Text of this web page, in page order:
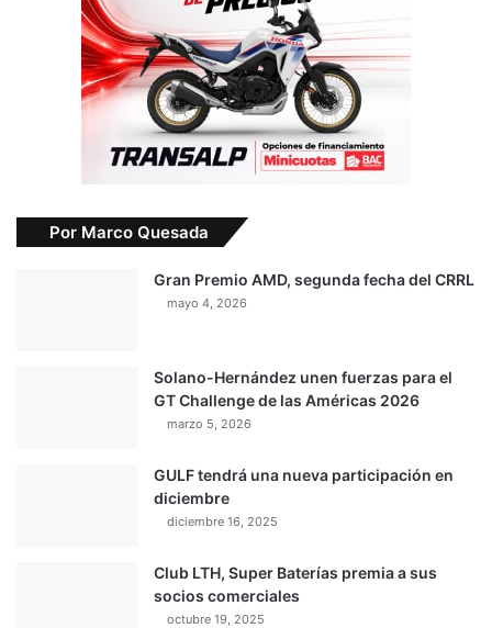
Por Marco Quesada
Gran Premio AMD, segunda fecha del CRRL
mayo 4, 2026
Solano-Hernández unen fuerzas para el
GT Challenge de las Américas 2026
marzo 5, 2026
GULF tendrá una nueva participación en
diciembre
diciembre 16, 2025
Club LTH, Super Baterías premia a sus
socios comerciales
octubre 19, 2025